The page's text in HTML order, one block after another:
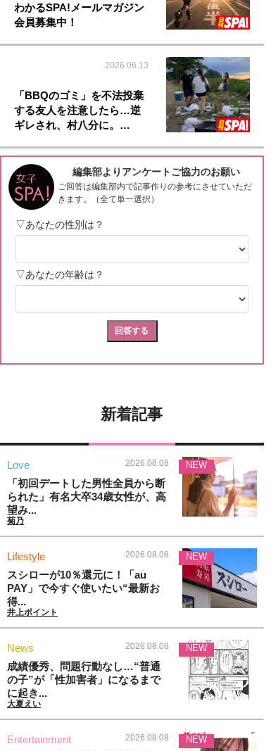
わかるSPA!メールマガジン
会員募集中！
2026.06.13
「BBQのゴミ」を不法投棄
する友人を注意したら…逆
ギレされ、村八分に。…
新着記事
Love 2026.08.08
「初回デートした男性全員から断
られた」有名大卒34歳女性が、高
望み...
菊乃
NEW
Lifestyle 2026.08.08
スシローが10％還元に！「au
PAY」で今すぐ使いたい“最新お
得...
井上ポイント
NEW
News 2026.08.08
成績優秀、問題行動なし…“普通
の子”が「性加害者」になるまで
に起き...
大夏えい
NEW
Entertainment 2026.08.08 NEW